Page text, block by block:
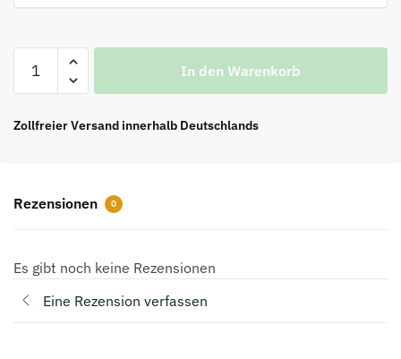
Slide
Herren
In den Warenkorb
Zollfreier Versand innerhalb Deutschlands
Rezensionen 0
Es gibt noch keine Rezensionen
Eine Rezension verfassen